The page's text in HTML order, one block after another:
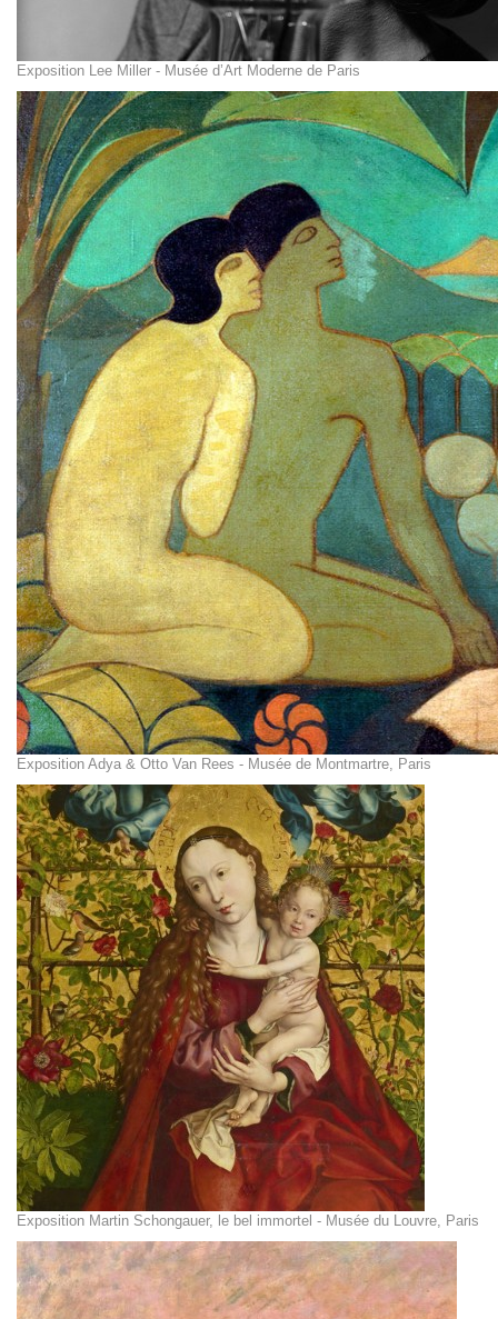
Exposition Lee Miller - Musée d’Art Moderne de Paris
Exposition Adya & Otto Van Rees - Musée de Montmartre, Paris
Exposition Martin Schongauer, le bel immortel - Musée du Louvre, Paris